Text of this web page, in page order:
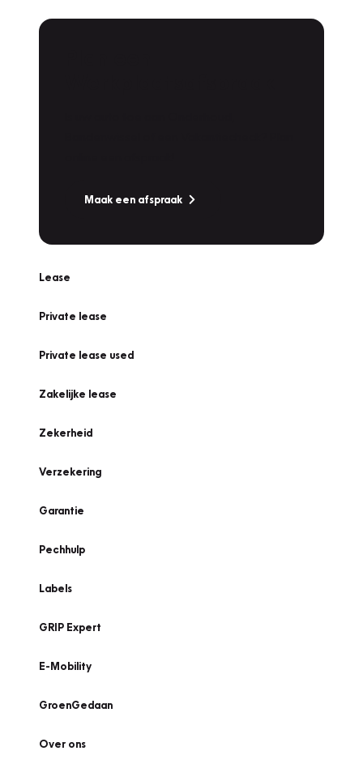
Maak een afspraak
Lease
Private lease
Private lease used
Zakelijke lease
Zekerheid
Verzekering
Garantie
Pechhulp
Labels
GRIP Expert
E-Mobility
GroenGedaan
Over ons